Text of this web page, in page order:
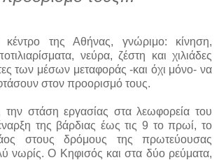
της Αθήνας, γνώριμο: κίνηση,
νεύρα, ζέστη και χιλιάδες
των μέσων μεταφοράς -και όχι μόνο- να
στον προορισμό τους.
στάση εργασίας στα λεωφορεία του
της βάρδιας έως τις 9 το πρωί, το
στους δρόμους της πρωτεύουσας
νωρίς. Ο Κηφισός και στα δύο ρεύματα,